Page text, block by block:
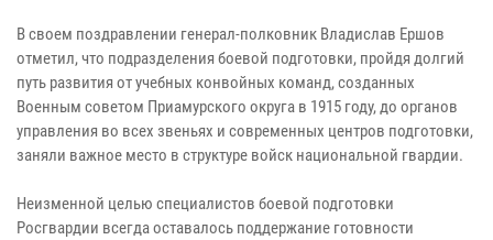
В своем поздравлении генерал-полковник Владислав Ершов
отметил, что подразделения боевой подготовки, пройдя долгий
путь развития от учебных конвойных команд, созданных
Военным советом Приамурского округа в 1915 году, до органов
управления во всех звеньях и современных центров подготовки,
заняли важное место в структуре войск национальной гвардии.
Неизменной целью специалистов боевой подготовки
Росгвардии всегда оставалось поддержание готовности